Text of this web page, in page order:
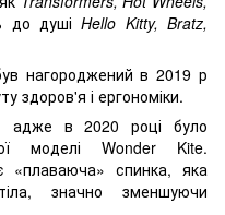
до душіHello Kitty, Bratz,
нагороджений в 2019 р
здоров'я і ергономіки.
адже в 2020 році було
моделі Wonder Kite.
«плаваюча» спинка, яка
значно зменшуючи